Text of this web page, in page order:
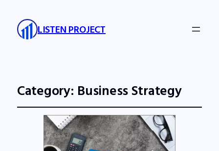
LISTEN PROJECT
Category: Business Strategy